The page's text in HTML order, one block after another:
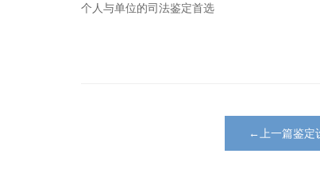
个人与单位的司法鉴定首选
←上一篇鉴定